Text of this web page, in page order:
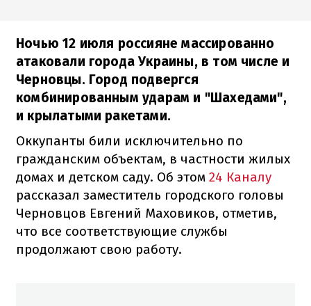
Ночью 12 июля россияне массированно
атаковали города Украины, в том числе и
Черновцы. Город подвергся
комбинированным ударам и "Шахедами",
и крылатыми ракетами.
Оккупанты били исключительно по
гражданским объектам, в частности жилых
домах и детском саду. Об этом 24 Каналу
рассказал заместитель городского головы
Черновцов Евгений Маховиков, отметив,
что все соответствующие службы
продолжают свою работу.